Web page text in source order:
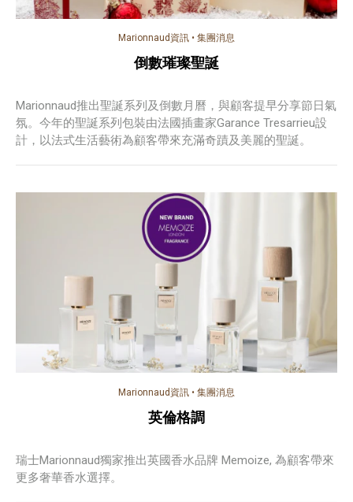
Marionnaud資訊 • 集團消息
倒數璀璨聖誕
Marionnaud推出聖誕系列及倒數月曆，與顧客提早分享節日氣
氛。今年的聖誕系列包裝由法國插畫家Garance Tresarrieu設
計，以法式生活藝術為顧客帶來充滿奇蹟及美麗的聖誕。
Marionnaud資訊 • 集團消息
英倫格調
瑞士Marionnaud獨家推出英國香水品牌 Memoize, 為顧客帶來
更多奢華香水選擇。